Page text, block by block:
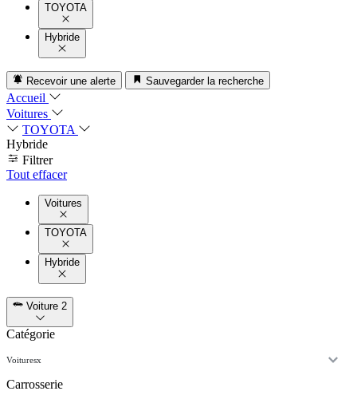
TOYOTA
Hybride
Recevoir une alerte Sauvegarder la recherche
Accueil
Voitures
TOYOTA
Hybride
Filtrer
Tout effacer
Voitures
TOYOTA
Hybride
Voiture 2
Catégorie
Voituresx
Carrosserie